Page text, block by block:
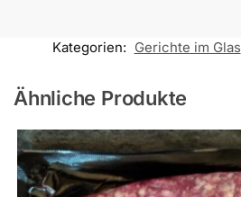
Kategorien: Gerichte im Glas
Ähnliche Produkte